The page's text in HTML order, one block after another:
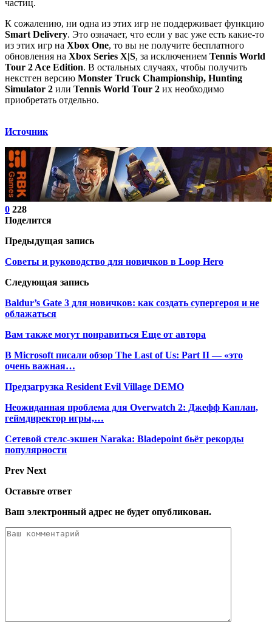
частиц.
К сожалению, ни одна из этих игр не поддерживает функцию
Smart Delivery. Это означает, что если у вас уже есть какие-то
из этих игр на Xbox One, то вы не получите бесплатного
обновления на Xbox Series X|S, за исключением Tennis World
Tour 2 Ace Edition. В остальных случаях, чтобы получить
некстген версию Monster Truck Championship, Hunting
Simulator 2 или Tennis World Tour 2 их необходимо
приобретать отдельно.
Источник
0 228
Поделится
Предыдущая запись
Советы и руководство для новичков в Loop Hero
Следующая запись
Baldur’s Gate 3 для новичков: как создать супергероя и не
облажаться
Вам также могут понравиться Еще от автора
В Microsoft писали обзор The Last of Us: Part II — «это
очень важная…
Предзагрузка Resident Evil Village DEMO
Неожиданная проблема для Overwatch 2: Джефф Каплан,
геймдиректор игры,…
Сетевой стелс-экшен Naraka: Bladepoint бьёт рекорды
популярности
Prev Next
Оставьте ответ
Ваш электронный адрес не будет опубликован.